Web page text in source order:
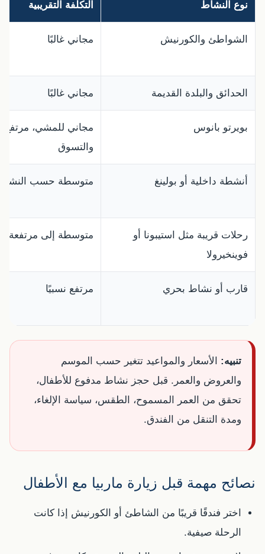
نوع النشاط التكلفة التقريبية
الشواطئ والكورنيش مجاني غالبًا
الحدائق والبلدة القديمة مجاني غالبًا
بويرتو بانوس
مجاني للمشي، مرتفع
والتسوق
أنشطة داخلية أو بولينغ متوسطة حسب
رحلات قريبة مثل استيبونا أو
فوينخيرولا
متوسطة إلى مرتفعة
قارب أو نشاط بحري مرتفع نسبيًا
تنبيه: الأسعار والمواعيد تتغير حسب الموسم
والعروض والعمر. قبل حجز نشاط مدفوع للأطفال،
تحقق من العمر المسموح، الطقس، سياسة الإلغاء،
ومدة التنقل من الفندق.
نصائح مهمة قبل زيارة ماربيا مع الأطفال
اختر فندقًا قريبًا من الشاطئ أو الكورنيش إذا كانت
الرحلة صيفية.